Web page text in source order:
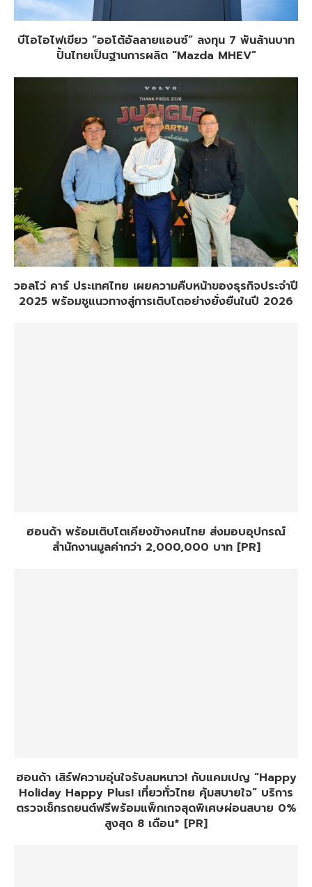
บีโอไอไฟเขียว “ออโต้อัลลายแอนซ์” ลงทุน 7 พันล้านบาท
ปั้นไทยเป็นฐานการผลิต “Mazda MHEV”
วอลโว่ คาร์ ประเทศไทย เผยความคืบหน้าของธุรกิจประจำปี
2025 พร้อมชูแนวทางสู่การเติบโตอย่างยั่งยืนในปี 2026
ฮอนด้า พร้อมเติบโตเคียงข้างคนไทย ส่งมอบอุปกรณ์
สำนักงานมูลค่ากว่า 2,000,000 บาท [PR]
ฮอนด้า เสิร์ฟความอุ่นใจรับลมหนาว! กับแคมเปญ “Happy
Holiday Happy Plus! เที่ยวทั่วไทย คุ้มสบายใจ” บริการ
ตรวจเช็กรถยนต์ฟรีพร้อมแพ็กเกจสุดพิเศษผ่อนสบาย 0%
สูงสุด 8 เดือน* [PR]